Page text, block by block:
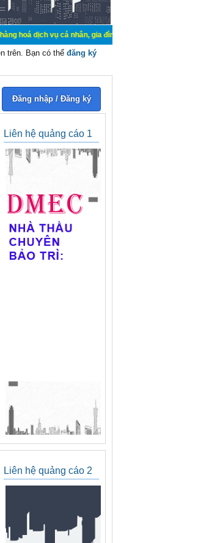
cá nhân, gia đình. Mua bán, ký gửi, cho thuê thiết bị hệ
trên. Bạn có thể đăng ký
Đăng nhập / Đăng ký
Liên hệ quảng cáo 1
Liên hệ quảng cáo 2